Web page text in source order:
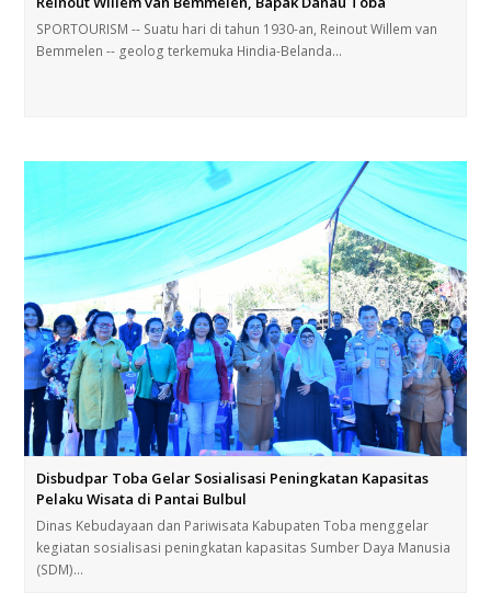
SPORTOURISM -- Suatu hari di tahun 1930-an, Reinout Willem van
Bemmelen -- geolog terkemuka Hindia-Belanda…
Disbudpar Toba Gelar Sosialisasi Peningkatan Kapasitas
Pelaku Wisata di Pantai Bulbul
Dinas Kebudayaan dan Pariwisata Kabupaten Toba menggelar
kegiatan sosialisasi peningkatan kapasitas Sumber Daya Manusia
(SDM)…